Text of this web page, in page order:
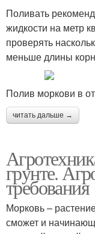
Поливать
жидкости на метр
проверять
меньше длины
Полив моркови в
читать дальше →
грунте.
требования
Морковь –
сможет и